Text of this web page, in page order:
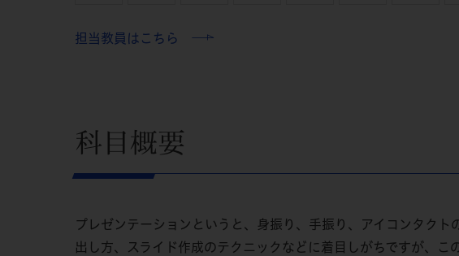
担当教員はこちら
科目概要
プレゼンテーションというと、身振り、手振り、アイコンタクト
出し方、スライド作成のテクニックなどに着目しがちですが、こ